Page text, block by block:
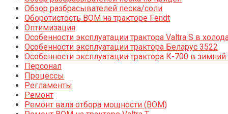
Обзор разбрасывателей песка/соли
Оборотистость ВОМ на тракторе Fendt
Оптимизация
Особенности эксплуатации трактора Valtra S в
Особенности эксплуатации трактора Беларус 3522
Особенности эксплуатации трактора К-700 в
Персонал
Процессы
Регламенты
Ремонт
Ремонт вала отбора мощности (ВОМ)